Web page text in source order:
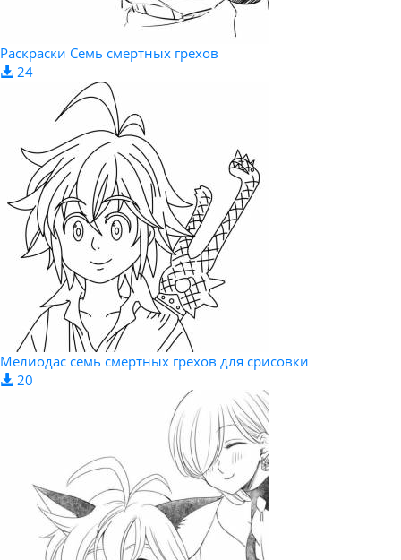
Раскраски Семь смертных грехов
24
Мелиодас семь смертных грехов для срисовки
20